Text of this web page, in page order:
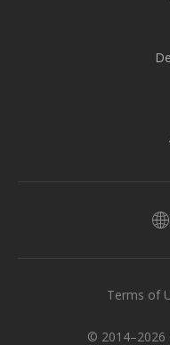
© 2014–2026
Terms of